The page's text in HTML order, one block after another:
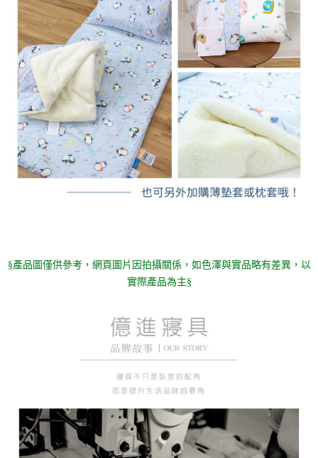
§產品圖僅供參考，網頁圖片因拍攝關係，如色澤與實品略有差異，以
實際產品為主§